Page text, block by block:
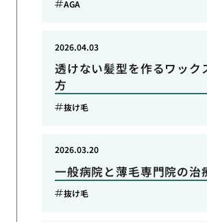
AGA
透けない髪型を作るワック
方
2026.04.03
抜け毛
一般病院と薄毛専門院の治
2026.03.20
抜け毛